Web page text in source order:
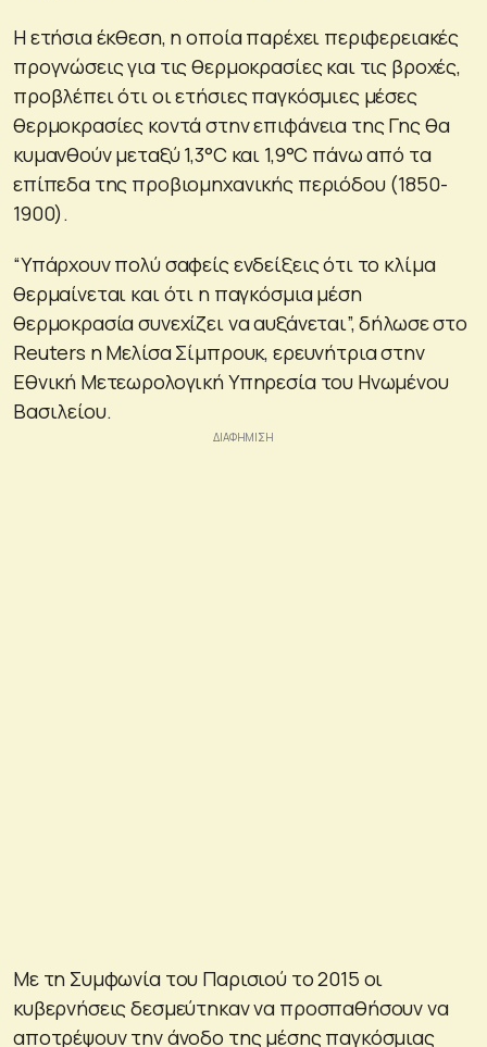
Η ετήσια έκθεση, η οποία παρέχει περιφερειακές
προγνώσεις για τις θερμοκρασίες και τις βροχές,
προβλέπει ότι οι ετήσιες παγκόσμιες μέσες
θερμοκρασίες κοντά στην επιφάνεια της Γης θα
κυμανθούν μεταξύ 1,3°C και 1,9°C πάνω από τα
επίπεδα της προβιομηχανικής περιόδου (1850-
1900).
“Υπάρχουν πολύ σαφείς ενδείξεις ότι το κλίμα
θερμαίνεται και ότι η παγκόσμια μέση
θερμοκρασία συνεχίζει να αυξάνεται”, δήλωσε στο
Reuters η Μελίσα Σίμπρουκ, ερευνήτρια στην
Εθνική Μετεωρολογική Υπηρεσία του Ηνωμένου
Βασιλείου.
Με τη Συμφωνία του Παρισιού το 2015 οι
κυβερνήσεις δεσμεύτηκαν να προσπαθήσουν να
αποτρέψουν την άνοδο της μέσης παγκόσμιας